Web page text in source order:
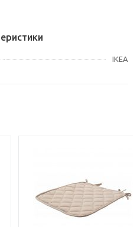
IKEA